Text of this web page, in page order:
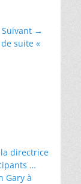
Suivant →
suite «
directrice
…
Gary à